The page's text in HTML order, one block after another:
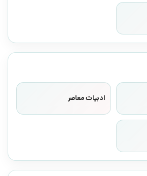
ادبیات معاصر